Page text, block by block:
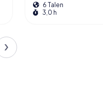
6 Talen
3,0 h